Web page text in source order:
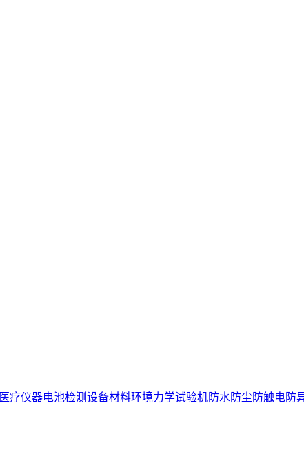
医疗仪器电池检测设备材料环境力学试验机防水防尘防触电防